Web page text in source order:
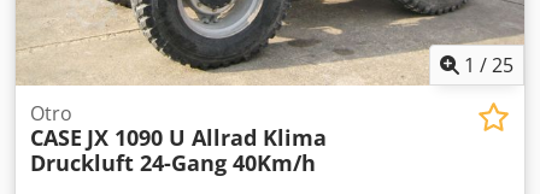
1 /25
Otro
CASE JX 1090 U Allrad Klima
Druckluft 24-Gang 40Km/h